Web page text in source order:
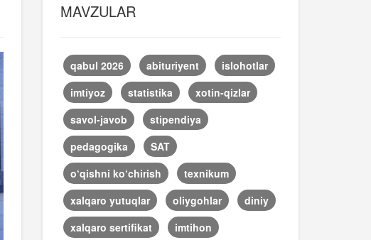
MAVZULAR
qabul 2026 abituriyent
islohotlar
imtiyoz
statistika
xotin-qizlar
savol-javob
stipendiya
pedagogika
SAT
o‘qishni ko‘chirish
texnikum
xalqaro yutuqlar
oliygohlar
diniy
xalqaro sertifikat
imtihon